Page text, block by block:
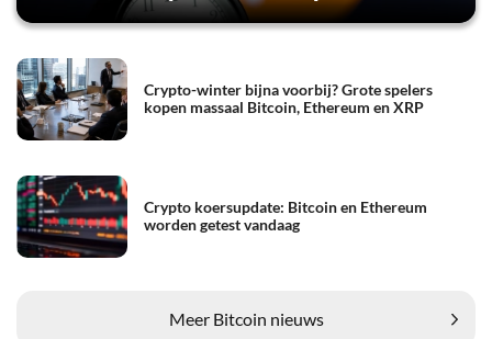
Crypto-winter bijna voorbij? Grote spelers
kopen massaal Bitcoin, Ethereum en XRP
Crypto koersupdate: Bitcoin en Ethereum
worden getest vandaag
Meer Bitcoin nieuws